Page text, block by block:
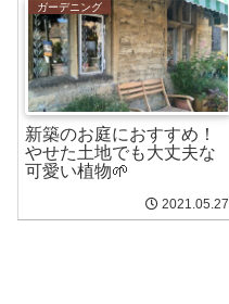
ガーデニング
新築のお庭におすすめ！
やせた土地でも大丈夫な
可愛い植物🌱
2021.05.27